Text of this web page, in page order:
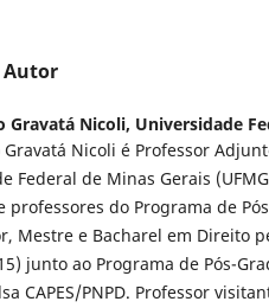
Autor
Gravatá Nicoli, Universidade
Nicoli é Professor
Federal de Minas Gerais
professores do Programa de
Mestre e Bacharel em Direito
junto ao Programa de Pós-
CAPES/PNPD. Professor